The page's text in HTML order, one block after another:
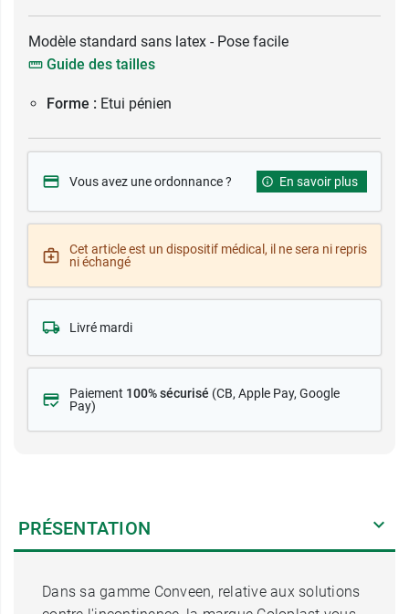
Modèle standard sans latex - Pose facile
Guide des tailles
Forme : Etui pénien
Vous avez une ordonnance ? En savoir plus
Cet article est un dispositif médical, il ne sera ni repris
ni échangé
Livré mardi
Paiement 100% sécurisé (CB, Apple Pay, Google
Pay)
PRÉSENTATION
Dans sa gamme Conveen, relative aux solutions